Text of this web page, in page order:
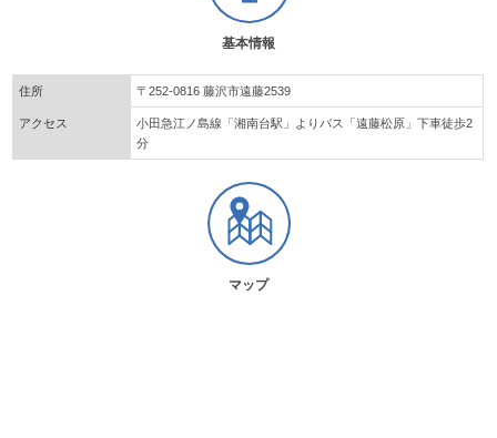
基本情報
住所 〒252-0816 藤沢市遠藤2539
アクセス
小田急江ノ島線「湘南台駅」よりバス「遠藤松原」下車徒歩2
分
マップ